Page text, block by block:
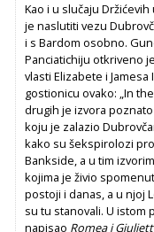
Kao i u slučaju
je naslutiti vezu
i s Bardom osobno.
Panciatichiju otkriveno
vlasti Elizabete i Jamesa
gostionicu ovako: „In
drugih je izvora
koju je zalazio
kako su šekspirolozi
Bankside, a u tim
kojima je živio
postoji i danas, a u njoj
su tu stanovali. U istom
napisao Romea i